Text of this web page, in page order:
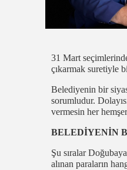
31 Mart
çıkarmak suretiyle
Belediyenin bir
sorumludur.
vermesin her
BELEDİYENİN
Şu sıralar
alınan paraların